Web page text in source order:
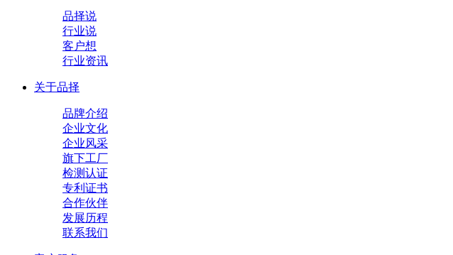
品择说
行业说
客户想
行业资讯
关于品择
品牌介绍
企业文化
企业风采
旗下工厂
检测认证
专利证书
合作伙伴
发展历程
联系我们